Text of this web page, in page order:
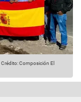
Crédito: Composición El